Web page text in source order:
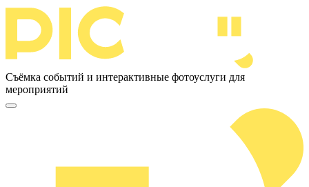
Съёмка событий и интерактивные фотоуслуги для
мероприятий